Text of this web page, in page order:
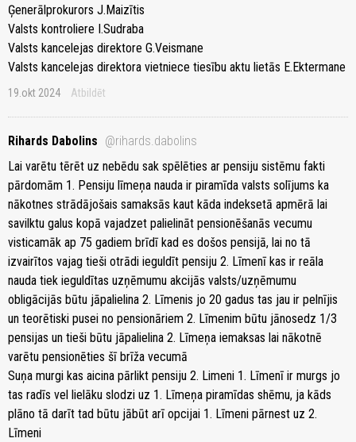
Ģenerālprokurors J.Maizītis
Valsts kontroliere I.Sudraba
Valsts kancelejas direktore G.Veismane
Valsts kancelejas direktora vietniece tiesību aktu lietās E.Ektermane
19.okt 2024 Atbildēt
Rihards Dabolins @rihards.dabolins
Lai varētu tērēt uz nebēdu sak spēlēties ar pensiju sistēmu fakti
pārdomām 1. Pensiju līmeņa nauda ir piramīda valsts solījums ka
nākotnes strādājošais samaksās kaut kāda indeksetā apmērā lai
savilktu galus kopā vajadzet palielināt pensionēšanās vecumu
visticamāk ap 75 gadiem brīdī kad es došos pensijā, lai no tā
izvairītos vajag tieši otrādi ieguldīt pensiju 2. Līmenī kas ir reāla
nauda tiek ieguldītas uzņēmumu akcijās valsts/uzņēmumu
obligācijās būtu jāpalielina 2. Līmenis jo 20 gadus tas jau ir pelnījis
un teorētiski pusei no pensionāriem 2. Līmenim būtu jānosedz 1/3
pensijas un tieši būtu jāpalielina 2. Līmeņa iemaksas lai nākotnē
varētu pensionēties šī brīža vecumā
Suņa murgi kas aicina pārlikt pensiju 2. Limeni 1. Līmenī ir murgs jo
tas radīs vel lielāku slodzi uz 1. Līmeņa piramīdas shēmu, ja kāds
plāno tā darīt tad būtu jābūt arī opcijai 1. Līmeni pārnest uz 2.
Līmeni